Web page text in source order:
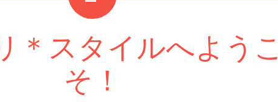
＊スタイルへようこ
そ！